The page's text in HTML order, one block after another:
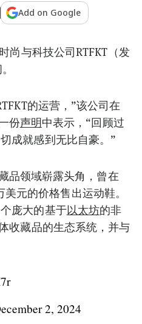
Add on Google
尚与科技公司RTFKT（发
的运营，”该公司在
份声明中表示，“回顾过
成就感到无比自豪。”
品领域崭露头角，曾在
美元的价格售出运动鞋。
庞大的基于以太坊的非
收藏品的生态系统，并与
2, 2024